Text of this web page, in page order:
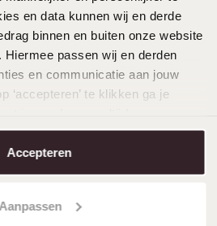
en data kunnen wij en derde
binnen en buiten onze website
passen wij en derden
en communicatie aan jouw
‘accepteren’ te klikken ga je
over in onscookiebeleid.
Accepteren
Aanpassen
34.99
19
-43%